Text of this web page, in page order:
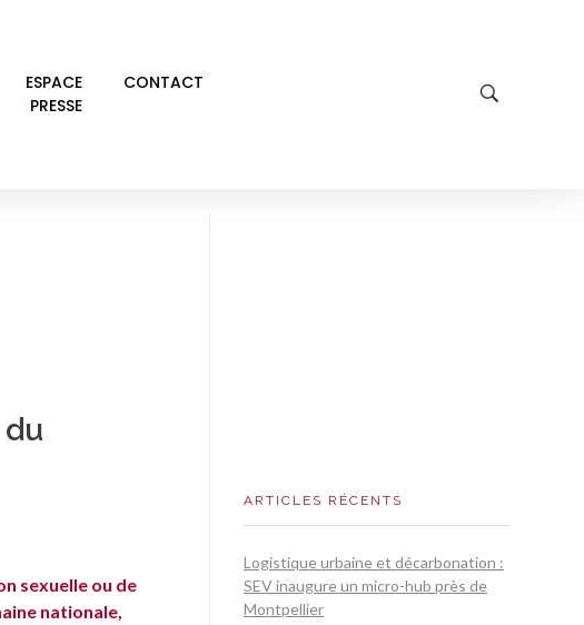
ESPACE
PRESSE
CONTACT
sexuelle ou de
nationale,
ARTICLES RÉCENTS
Logistique urbaine et décarbonation :
SEV inaugure un micro-hub près de
Montpellier